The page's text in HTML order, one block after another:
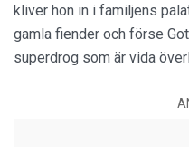
kliver hon in i familjens
gamla fiender och förse
superdrog som är vida